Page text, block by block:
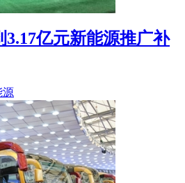
3.17亿元新能源推广补
源